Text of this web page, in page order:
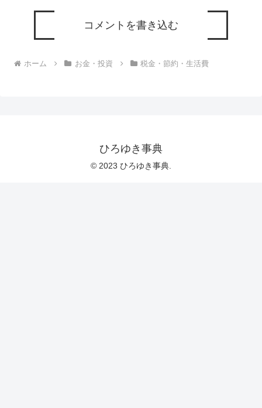
コメントを書き込む
ホーム お金・投資 税金・節約・生活費
ひろゆき事典
© 2023 ひろゆき事典.